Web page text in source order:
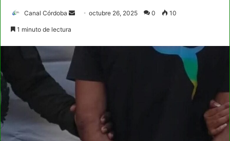
Canal Córdoba
Sendoctubre 26, 2025 0 10
1 minuto de lectura